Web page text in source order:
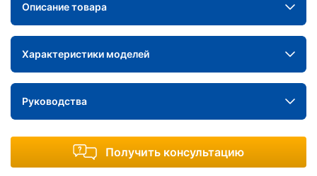
Описание товара
Характеристики моделей
Руководства
Получить консультацию